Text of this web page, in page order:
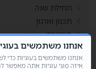
תחילת שנה
תכנון וארגון
תפזורת
תשבצים
אנחנו משתמשים
אנחנו משתמשים בעוגיות כדי
איזה סוגי עוגיות אתה